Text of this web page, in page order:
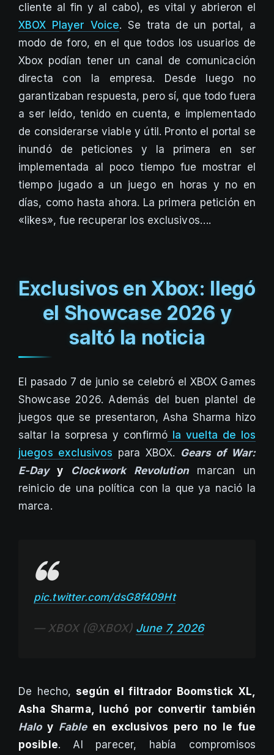
cliente al fin y al cabo), es vital y abrieron el
XBOX Player Voice. Se trata de un portal, a
modo de foro, en el que todos los usuarios de
Xbox podían tener un canal de comunicación
directa con la empresa. Desde luego no
garantizaban respuesta, pero sí, que todo fuera
a ser leído, tenido en cuenta, e implementado
de considerarse viable y útil. Pronto el portal se
inundó de peticiones y la primera en ser
implementada al poco tiempo fue mostrar el
tiempo jugado a un juego en horas y no en
días, como hasta ahora. La primera petición en
«likes», fue recuperar los exclusivos….
Exclusivos en Xbox: llegó
el Showcase 2026 y
saltó la noticia
El pasado 7 de junio se celebró el XBOX Games
Showcase 2026. Además del buen plantel de
juegos que se presentaron, Asha Sharma hizo
saltar la sorpresa y confirmó la vuelta de los
juegos exclusivos para XBOX. Gears of War:
E-Dayy Clockwork Revolutionmarcan un
reinicio de una política con la que ya nació la
marca.
pic.twitter.com/dsG8f409Ht
— XBOX (@XBOX) June 7, 2026
De hecho, según el filtrador Boomstick XL,
Asha Sharma, luchó por convertir también
Haloy Fableen exclusivos pero no le fue
posible. Al parecer, había compromisos